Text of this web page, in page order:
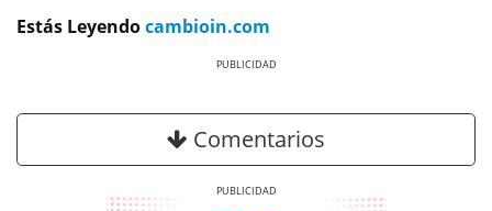
Estás Leyendocambioin.com
Comentarios